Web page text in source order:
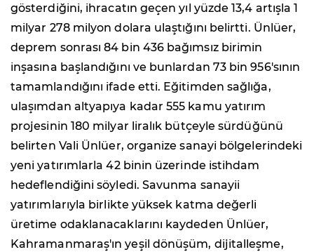
gösterdiğini, ihracatın geçen yıl yüzde 13,4 artışla 1
milyar 278 milyon dolara ulaştığını belirtti. Ünlüer,
deprem sonrası 84 bin 436 bağımsız birimin
inşasına başlandığını ve bunlardan 73 bin 956'sının
tamamlandığını ifade etti. Eğitimden sağlığa,
ulaşımdan altyapıya kadar 555 kamu yatırım
projesinin 180 milyar liralık bütçeyle sürdüğünü
belirten Vali Ünlüer, organize sanayi bölgelerindeki
yeni yatırımlarla 42 binin üzerinde istihdam
hedeflendiğini söyledi. Savunma sanayii
yatırımlarıyla birlikte yüksek katma değerli
üretime odaklanacaklarını kaydeden Ünlüer,
Kahramanmaraş'ın yeşil dönüşüm, dijitalleşme,